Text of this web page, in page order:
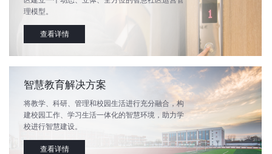
理模型。
查看详情
智慧教育解决方案
将教学、科研、管理和校园生活进行充分融合，构
建校园工作、学习生活一体化的智慧环境，助力学
校进行智慧建设。
查看详情